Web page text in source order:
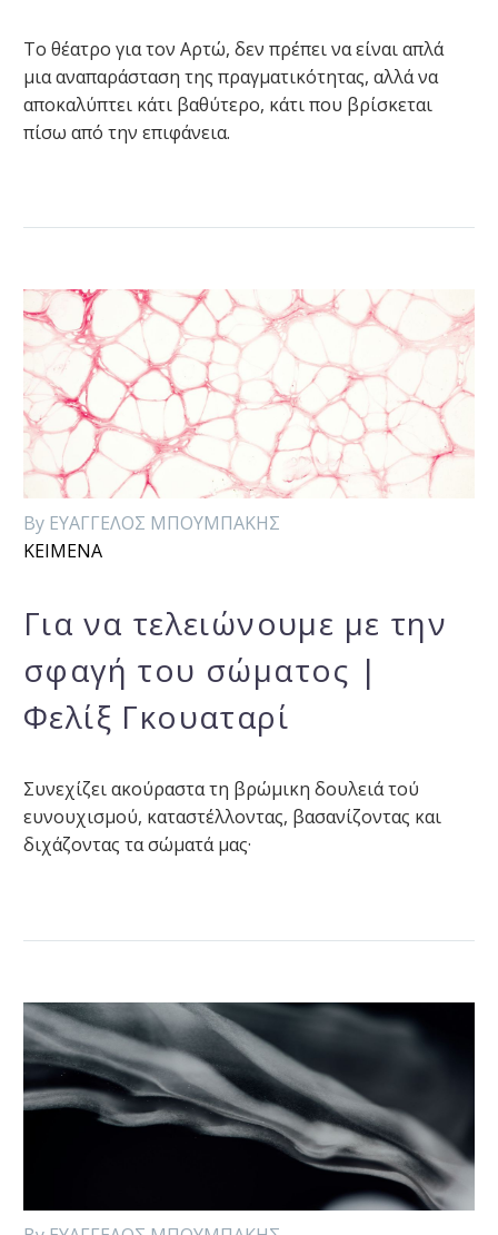
Το θέατρο για τον Αρτώ, δεν πρέπει να είναι απλά
μια αναπαράσταση της πραγματικότητας, αλλά να
αποκαλύπτει κάτι βαθύτερο, κάτι που βρίσκεται
πίσω από την επιφάνεια.
By ΕΥΑΓΓΕΛΟΣ ΜΠΟΥΜΠΑΚΗΣ
ΚΕΙΜΕΝΑ
Για να τελειώνουμε με την
σφαγή του σώματος |
Φελίξ Γκουαταρί
Συνεχίζει ακούραστα τη βρώμικη δουλειά τού
ευνουχισμού, καταστέλλοντας, βασανίζοντας και
διχάζοντας τα σώματά μας·